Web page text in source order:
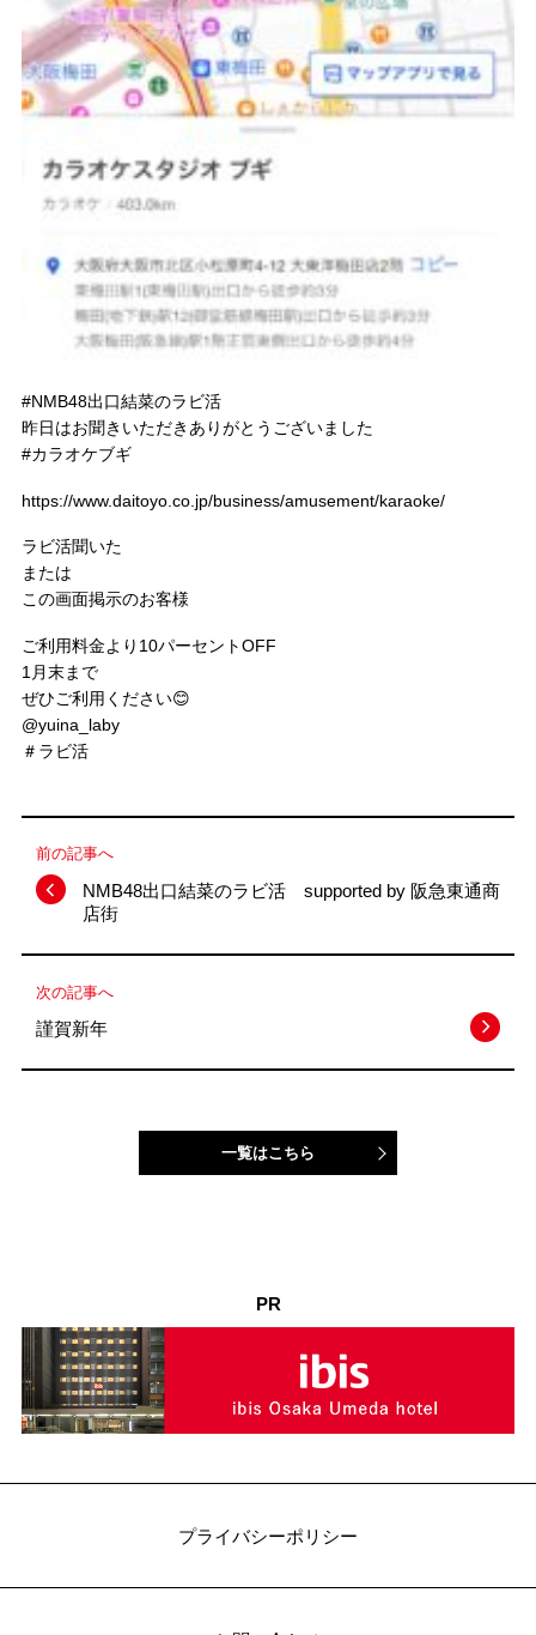
#NMB48出口結菜のラビ活
昨日はお聞きいただきありがとうございました
#カラオケブギ
https://www.daitoyo.co.jp/business/amusement/karaoke/
ラビ活聞いた
または
この画面掲示のお客様
ご利用料金より10パーセントOFF
1月末まで
ぜひご利用ください😊
@yuina_laby
＃ラビ活
前の記事へ
NMB48出口結菜のラビ活 supported by 阪急東通商
店街
次の記事へ
謹賀新年
一覧はこちら
PR
プライバシーポリシー